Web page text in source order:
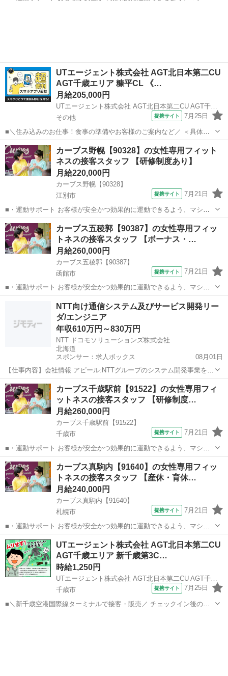
UTエージェント株式会社 AGT北日本第二CU
AGT千歳エリア 糠平CL 《…
月給205,000円
UTエージェント株式会社 AGT北日本第二CU AGT千歳エリア 糠平CL 《AYGB1C》
その他
提携サイト 7月25日
■＼住み込みのお仕事！食事の準備やお客様のご案内など／ ＜具体的
には…＞ ◆朝・夕食の調理サポート ◆盛付け ◆お食事の配膳・下膳
◆食器洗い ◆接客 ◆布団敷き ◆清掃 ◆山菜採り ＜おすすめポイント
♪...
北海道 その他 その他
カーブス野幌【90328】の女性専用フィット
ネスの接客スタッフ 【研修制度あり】
月給220,000円
カーブス野幌【90328】
江別市
提携サイト 7月21日
■・運動サポート お客様が安全かつ効果的に運動できるよう、マシン
の使い方をアドバイスします。運動が初めての方や苦手な方がほとん
どなので、難しい指導はありません。「今日はこの動きを意識しまし
ょう！」といったお声がけをしながら、...
北海道 江別市 その他
カーブス五稜郭【90387】の女性専用フィッ
トネスの接客スタッフ 【ボーナス・…
月給260,000円
カーブス五稜郭【90387】
函館市
提携サイト 7月21日
■・運動サポート お客様が安全かつ効果的に運動できるよう、マシン
の使い方をアドバイスします。運動が初めての方や苦手な方がほとん
どなので、難しい指導はありません。「今日はこの動きを意識しまし
ょう！」といったお声がけをしながら、...
その他
NTT向け通信システム及びサービス開発リー
ダ/エンジニア
年収610万円～830万円
NTT ドコモソリューションズ株式会社
北海道
スポンサー：求人ボックス
08月01日
【仕事内容】会社情報 アピール:NTTグループのシステム開発事業を手
掛け、日本の情報通信インフラを広げ支え進化させてきた実績とノウ
ハウがあります。<大手クライアント多数><大規模プロジェクトのマ
ネジメント><上流工程メイン>
正社員
カーブス千歳駅前【91522】の女性専用フィ
ットネスの接客スタッフ 【研修制度…
月給260,000円
カーブス千歳駅前【91522】
千歳市
提携サイト 7月21日
■・運動サポート お客様が安全かつ効果的に運動できるよう、マシン
の使い方をアドバイスします。運動が初めての方や苦手な方がほとん
どなので、難しい指導はありません。「今日はこの動きを意識しまし
ょう！」といったお声がけをしながら、...
北海道 千歳市 その他
カーブス真駒内【91640】の女性専用フィッ
トネスの接客スタッフ 【産休・育休…
月給240,000円
カーブス真駒内【91640】
札幌市
提携サイト 7月21日
■・運動サポート お客様が安全かつ効果的に運動できるよう、マシン
の使い方をアドバイスします。運動が初めての方や苦手な方がほとん
どなので、難しい指導はありません。「今日はこの動きを意識しまし
ょう！」といったお声がけをしながら、...
北海道 札幌市
UTエージェント株式会社 AGT北日本第二CU
AGT千歳エリア 新千歳第3C…
時給1,250円
UTエージェント株式会社 AGT北日本第二CU AGT千歳エリア 新千歳第3CL《ABSP1-PC》
千歳市
提携サイト 7月25日
■＼新千歳空港国際線ターミナルで接客・販売／ チェックイン後のエ